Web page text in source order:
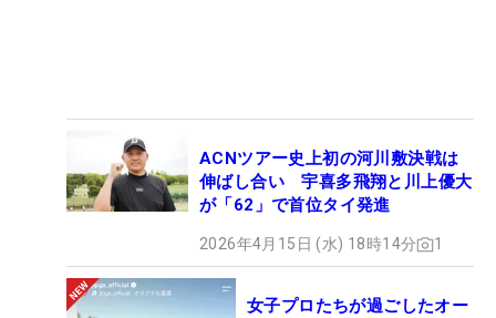
ACNツアー史上初の河川敷決戦は
伸ばし合い 宇喜多飛翔と川上優大
が「62」で首位タイ発進
2026年4月15日 (水) 18時14分 1
女子プロたちが過ごしたオー